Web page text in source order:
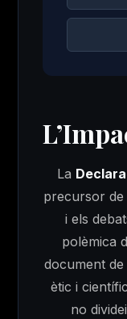
La
precursor de
i els
polèmica
document
ètic i
no